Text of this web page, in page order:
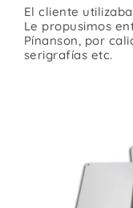
El cliente
Le propusimos
Pínanson, por
serigrafías etc.